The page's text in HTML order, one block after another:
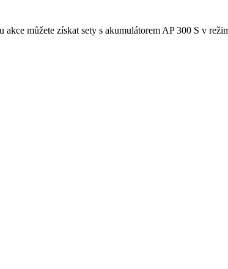
můžete získat sety s akumulátorem AP 300 S v